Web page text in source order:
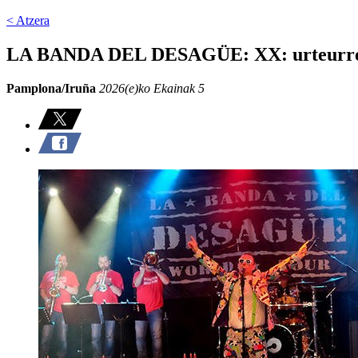
< Atzera
LA BANDA DEL DESAGÜE: XX:
Pamplona/Iruña 2026(e)ko Ekainak 5